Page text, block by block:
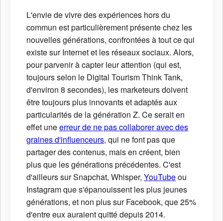
L'envie de vivre des expériences hors du
commun est particulièrement présente chez les
nouvelles générations, confrontées à tout ce qui
existe sur Internet et les réseaux sociaux. Alors,
pour parvenir à capter leur attention (qui est,
toujours selon le Digital Tourism Think Tank,
d'environ 8 secondes), les marketeurs doivent
être toujours plus innovants et adaptés aux
particularités de la génération Z. Ce serait en
effet uneerreur de ne pas collaborer avec des
graines d'influenceurs, qui ne font pas que
partager des contenus, mais en créent, bien
plus que les générations précédentes. C'est
d'ailleurs sur Snapchat, Whisper, YouTubeou
Instagram que s'épanouissent les plus jeunes
générations, et non plus sur Facebook, que 25%
d'entre eux auraient quitté depuis 2014.